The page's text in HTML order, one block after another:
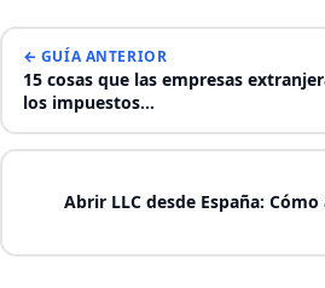
← GUÍA ANTERIOR
15 cosas que las empresas
los impuestos…
Abrir LLC desde España: